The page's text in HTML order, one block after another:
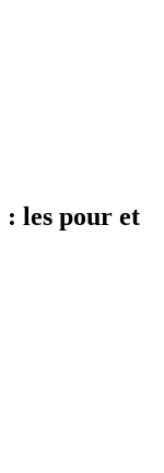
les pour et